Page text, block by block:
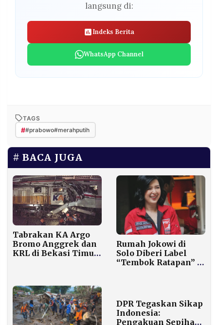
langsung di:
Indeks Berita
WhatsApp Channel
TAGS
##prabowo#merahputih
BACA JUGA
Tabrakan KA Argo
Bromo Anggrek dan
KRL di Bekasi Timur:
Rumah Jokowi di
Solo Diberi Label
“Tembok Ratapan” di
DPR Tegaskan Sikap
Indonesia:
Pengakuan Sepihak